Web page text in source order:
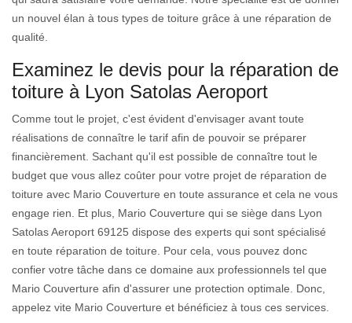
un nouvel élan à tous types de toiture grâce à une réparation de
qualité.
Examinez le devis pour la réparation de
toiture à Lyon Satolas Aeroport
Comme tout le projet, c'est évident d'envisager avant toute
réalisations de connaître le tarif afin de pouvoir se préparer
financièrement. Sachant qu'il est possible de connaître tout le
budget que vous allez coûter pour votre projet de réparation de
toiture avec Mario Couverture en toute assurance et cela ne vous
engage rien. Et plus, Mario Couverture qui se siège dans Lyon
Satolas Aeroport 69125 dispose des experts qui sont spécialisé
en toute réparation de toiture. Pour cela, vous pouvez donc
confier votre tâche dans ce domaine aux professionnels tel que
Mario Couverture afin d'assurer une protection optimale. Donc,
appelez vite Mario Couverture et bénéficiez à tous ces services.